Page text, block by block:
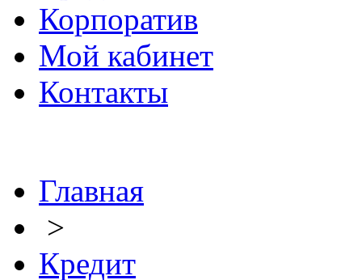
Корпоратив
Мой кабинет
Контакты
Главная
>
Кредит